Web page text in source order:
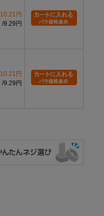
10.21円
9.29円
10.21円
9.29円